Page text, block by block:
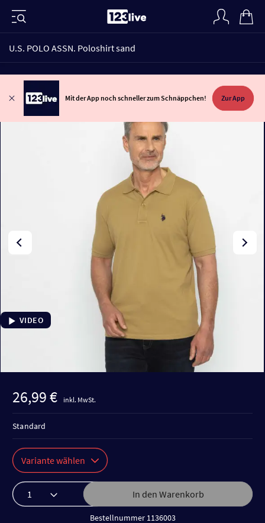
U.S. POLO ASSN. Poloshirt sand
Mit der App noch schneller zum Schnäppchen! Zur App
VIDEO
26,99 € inkl. MwSt.
Variante wählen
In den Warenkorb
Bestellnummer 1136003
Standard